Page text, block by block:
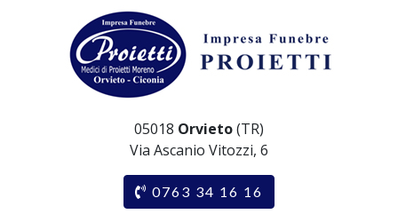
05018 Orvieto(TR)
Via Ascanio Vitozzi, 6
0763 34 16 16